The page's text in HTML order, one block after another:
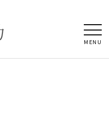
MENU